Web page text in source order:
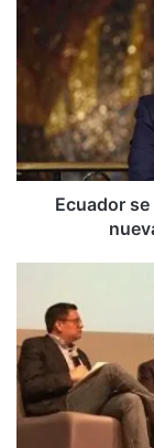
de
abre
puerta
Ecuador
sigue
siendo
la
regla
de